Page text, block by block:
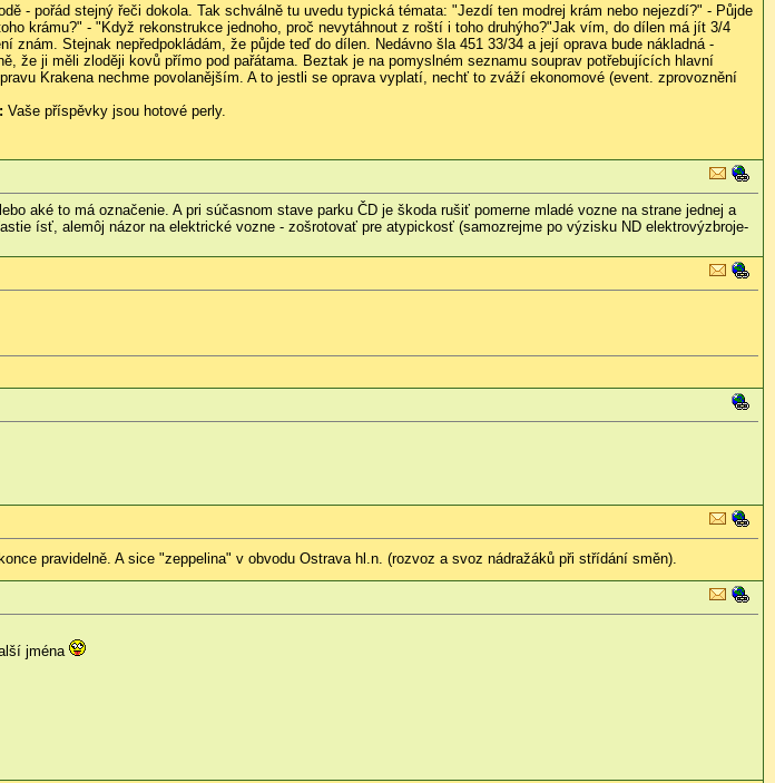
- pořád stejný řeči dokola. Tak schválně tu uvedu typická témata: "Jezdí ten modrej krám nebo nejezdí?" - Půjde
krámu?" - "Když rekonstrukce jednoho, proč nevytáhnout z roští i toho druhýho?"Jak vím, do dílen má jít 3/4
Stejnak nepředpokládám, že půjde teď do dílen. Nedávno šla 451 33/34 a její oprava bude nákladná -
že ji měli zloději kovů přímo pod pařátama. Beztak je na pomyslném seznamu souprav potřebujících hlavní
Krakena nechme povolanějším. A to jestli se oprava vyplatí, nechť to zváží ekonomové (event. zprovoznění
Vaše příspěvky jsou hotové perly.
aké to má označenie. A pri súčasnom stave parku ČD je škoda rušiť pomerne mladé vozne na strane jednej a
ísť, alemôj názor na elektrické vozne - zošrotovať pre atypickosť (samozrejme po výzisku ND elektrovýzbroje-
pravidelně. A sice "zeppelina" v obvodu Ostrava hl.n. (rozvoz a svoz nádražáků při střídání směn).
jména